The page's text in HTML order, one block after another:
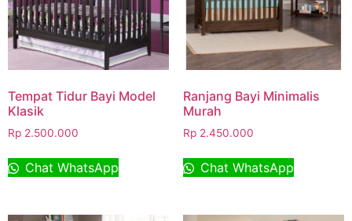
Tempat Tidur Bayi Model
Klasik
Rp 2.500.000
Chat WhatsApp
Ranjang Bayi Minimalis
Murah
Rp2.450.000
Chat WhatsApp